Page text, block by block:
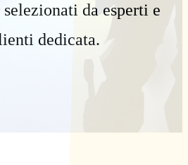
da esperti e
dedicata.